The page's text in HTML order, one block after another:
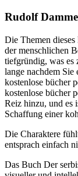
Rudolf
Die Themen
der menschlichen
tiefgründig, was es
lange nachdem Sie
kostenlose bücher
kostenlose bücher
Reiz hinzu, und es
Schaffung einer
Die Charaktere
entsprach einfach
Das Buch Der